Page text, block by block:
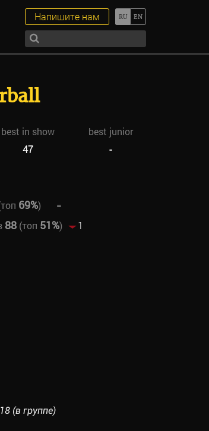
Напишите нам
best in show
best junior
47 -
69%)
=
88(топ 51%)
1
(в группе)